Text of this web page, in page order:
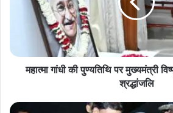
मुख्यमंत्री
साय
श्रद्धांजलि
महात्मा गांधी की पुण्यतिथि पर मुख्यमंत्री
श्रद्धांजलि
CM